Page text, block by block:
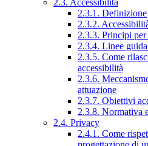
2.3. Accessibilità
2.3.1. Definizione
2.3.2.
2.3.3. Principi per
2.3.4. Linee
2.3.5. Come
accessibilità
2.3.6.
attuazione
2.3.7. Obiettivi
2.3.8. Normativa
2.4. Privacy
2.4.1. Come